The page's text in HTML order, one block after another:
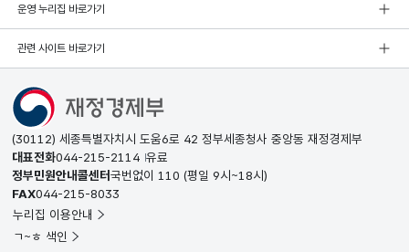
운영 누리집 바로가기
관련 사이트 바로가기
(30112) 세종특별자치시 도움6로 42 정부세종청사 중앙동 재정경제부
대표전화044-215-2114 유료
정부민원안내콜센터국번없이 110 (평일 9시~18시)
FAX044-215-8033
누리집 이용안내
ㄱ~ㅎ 색인